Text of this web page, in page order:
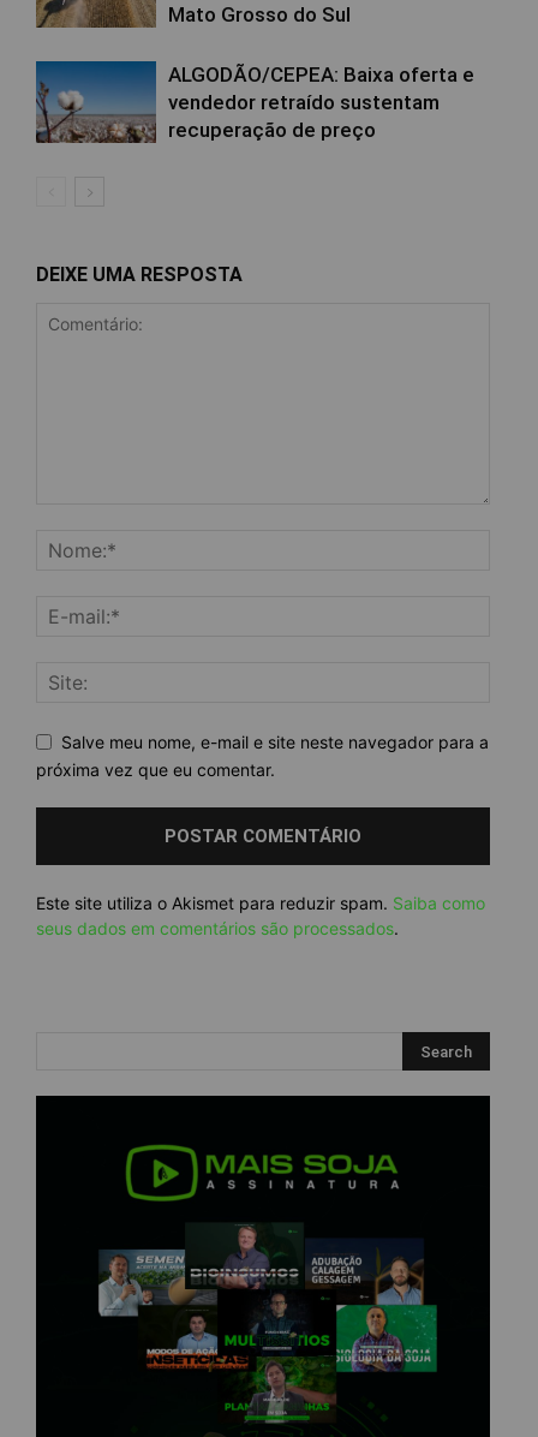
Mato Grosso do Sul
ALGODÃO/CEPEA: Baixa oferta e
vendedor retraído sustentam
recuperação de preço
DEIXE UMA RESPOSTA
Salve meu nome, e-mail e site neste navegador para a
próxima vez que eu comentar.
Este site utiliza o Akismet para reduzir spam. Saiba como
seus dados em comentários são processados.